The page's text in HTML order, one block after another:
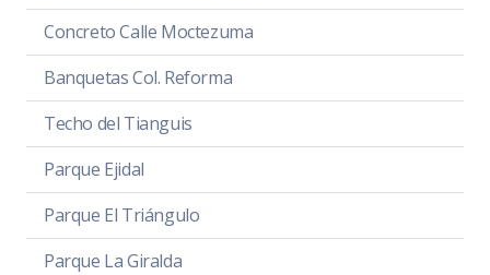
Concreto Calle Moctezuma
Banquetas Col. Reforma
Techo del Tianguis
Parque Ejidal
Parque El Triángulo
Parque La Giralda